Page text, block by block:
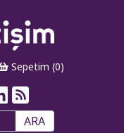
Sepetim (0)
ARA